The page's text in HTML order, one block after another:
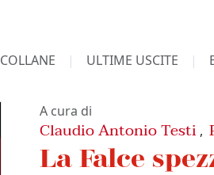
COLLANE ULTIME USCITE
A cura di
Claudio Antonio Testi ,
La Falce